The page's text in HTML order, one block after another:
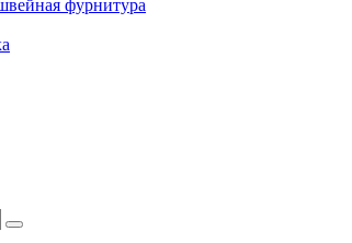
фурнитура